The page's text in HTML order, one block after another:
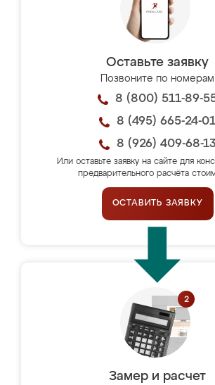
Оставьте заявку
Позвоните по номерам
8 (800) 511-89-
8 (495) 665-24-01
8 (926) 409-68-13
Или оставьте заявку на сайте для
предварительного расчёта
ОСТАВИТЬ ЗАЯВКУ
Замер и расчет